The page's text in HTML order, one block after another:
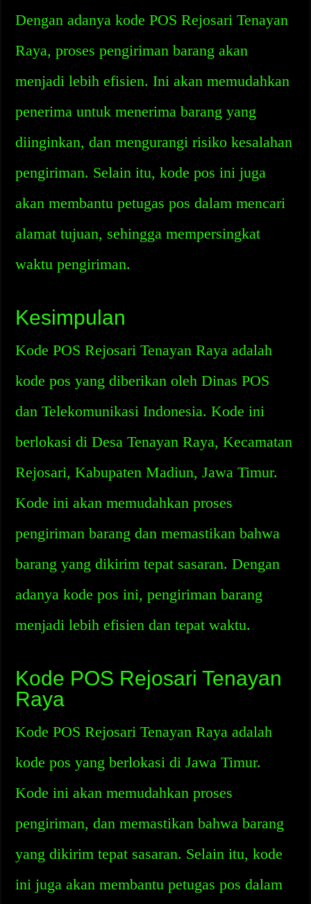
Dengan adanya kode POS Rejosari Tenayan
Raya, proses pengiriman barang akan
menjadi lebih efisien. Ini akan memudahkan
penerima untuk menerima barang yang
diinginkan, dan mengurangi risiko kesalahan
pengiriman. Selain itu, kode pos ini juga
akan membantu petugas pos dalam mencari
alamat tujuan, sehingga mempersingkat
waktu pengiriman.
Kesimpulan
Kode POS Rejosari Tenayan Raya adalah
kode pos yang diberikan oleh Dinas POS
dan Telekomunikasi Indonesia. Kode ini
berlokasi di Desa Tenayan Raya, Kecamatan
Rejosari, Kabupaten Madiun, Jawa Timur.
Kode ini akan memudahkan proses
pengiriman barang dan memastikan bahwa
barang yang dikirim tepat sasaran. Dengan
adanya kode pos ini, pengiriman barang
menjadi lebih efisien dan tepat waktu.
Kode POS Rejosari Tenayan
Raya
Kode POS Rejosari Tenayan Raya adalah
kode pos yang berlokasi di Jawa Timur.
Kode ini akan memudahkan proses
pengiriman, dan memastikan bahwa barang
yang dikirim tepat sasaran. Selain itu, kode
ini juga akan membantu petugas pos dalam